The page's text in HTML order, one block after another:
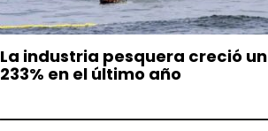
La industria pesquera creció un
233% en el último año